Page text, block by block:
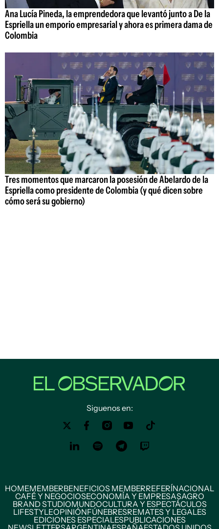
Ana Lucía Pineda, la emprendedora que levantó junto a De la
Espriella un emporio empresarial y ahora es primera dama de
Colombia
Tres momentos que marcaron la posesión de Abelardo de la
Espriella como presidente de Colombia (y qué dicen sobre
cómo será su gobierno)
Siguenos en:
HOMEMEMBERBENEFICIOS MEMBERREFERÍNACIONAL
CAFÉ Y NEGOCIOSECONOMÍA Y EMPRESASAGRO
BRAND STUDIOMUNDOCULTURA Y ESPECTÁCULOS
LIFESTYLEOPINIÓNFÚNEBRESREMATES Y LEGALES
EDICIONES ESPECIALESPUBLICACIONES